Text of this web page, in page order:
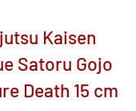
Kaisen
Satoru Gojo
Death 15 cm